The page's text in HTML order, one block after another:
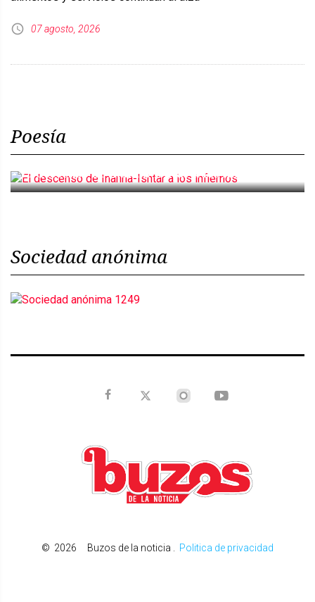
07 agosto, 2026
Poesía
El descenso de Inanna-Ishtar a los infiernos
Sociedad anónima
© 2026 Buzos de la noticia Politica de privacidad